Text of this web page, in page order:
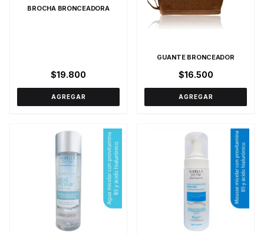
BROCHA BRONCEADORA
$19.800
AGREGAR
GUANTE BRONCEADOR
$16.500
AGREGAR